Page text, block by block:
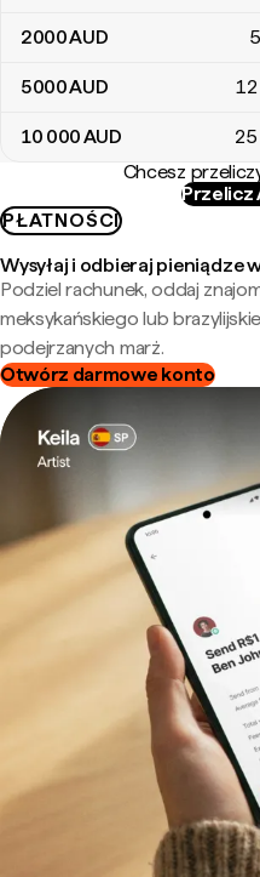
2000AUD
5000AUD
10 000AUD
Chcesz
Przelicz
PŁATNOŚCI
Wysyłaj i odbieraj pieniądze
Podziel rachunek, oddaj
meksykańskiego lub
podejrzanych marż.
Otwórz darmowe konto